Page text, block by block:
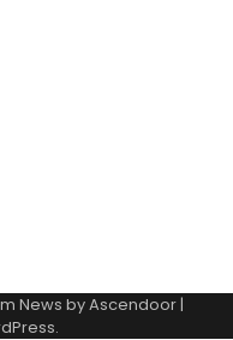
News byAscendoor|
.